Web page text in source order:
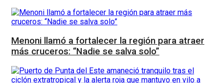
Menoni llamó a fortalecer la región para atraer
más cruceros: “Nadie se salva solo”